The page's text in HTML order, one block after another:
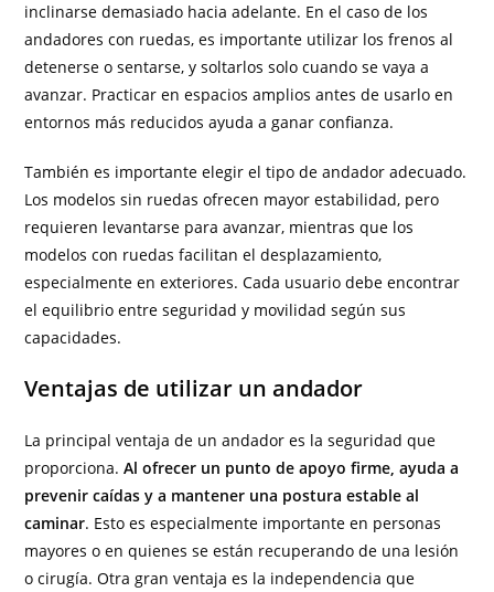
inclinarse demasiado hacia adelante. En el caso de los
andadores con ruedas, es importante utilizar los frenos al
detenerse o sentarse, y soltarlos solo cuando se vaya a
avanzar. Practicar en espacios amplios antes de usarlo en
entornos más reducidos ayuda a ganar confianza.
También es importante elegir el tipo de andador adecuado.
Los modelos sin ruedas ofrecen mayor estabilidad, pero
requieren levantarse para avanzar, mientras que los
modelos con ruedas facilitan el desplazamiento,
especialmente en exteriores. Cada usuario debe encontrar
el equilibrio entre seguridad y movilidad según sus
capacidades.
Ventajas de utilizar un andador
La principal ventaja de un andador es la seguridad que
proporciona.Al ofrecer un punto de apoyo firme, ayuda a
prevenir caídas y a mantener una postura estable al
caminar. Esto es especialmente importante en personas
mayores o en quienes se están recuperando de una lesión
o cirugía. Otra gran ventaja es la independencia que